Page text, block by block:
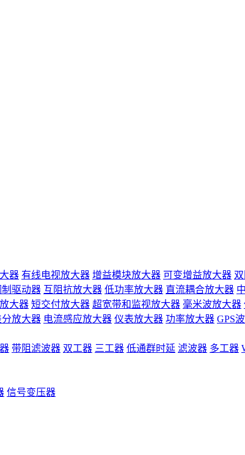
器 有线电视放大器 增益模块放大器 可变增益放大器
制驱动器 互阻抗放大器 低功率放大器 直流耦合放大器
大器 短交付放大器 超宽带和监视放大器 毫米波放大器
放大器 电流感应放大器 仪表放大器 功率放大器 GPS
带阻滤波器 双工器 三工器 低通群时延 滤波器 多工器
信号变压器